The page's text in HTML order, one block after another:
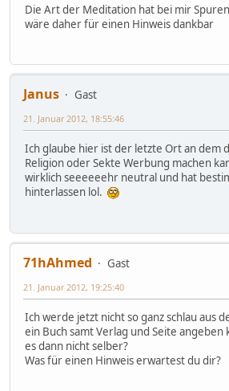
Die Art der Meditation hat bei mir
wäre daher für einen Hinweis dankbar
Janus
Gast
21. Januar 2012, 18:55:46
Ich glaube hier ist der letzte Ort an dem
Religion oder Sekte Werbung machen
wirklich seeeeeehr neutral und hat
hinterlassen lol.
71hAhmed
Gast
21. Januar 2012, 19:25:40
Ich werde jetzt nicht so ganz schlau aus
ein Buch samt Verlag und Seite angeben
es dann nicht selber?
Was für einen Hinweis erwartest du dir?